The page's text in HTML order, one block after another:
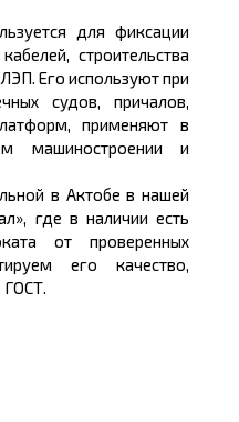
для фиксации
строительства
Его используют при
судов, причалов,
применяют в
машиностроении и
в Актобе в нашей
где в наличии есть
от проверенных
его качество,
ГОСТ.